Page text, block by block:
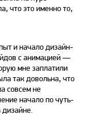
что это именно то,
и начало дизайн-
с анимацией —
мне заплатили
так довольна, что
совсем не
начало по чуть-
дизайне.